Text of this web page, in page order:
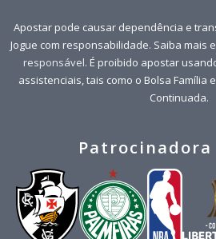
Apostar pode causar dependência e
Jogue com responsabilidade. Saiba mais
responsável. É proibido apostar
assistenciais, tais como o Bolsa Família
Continuada.